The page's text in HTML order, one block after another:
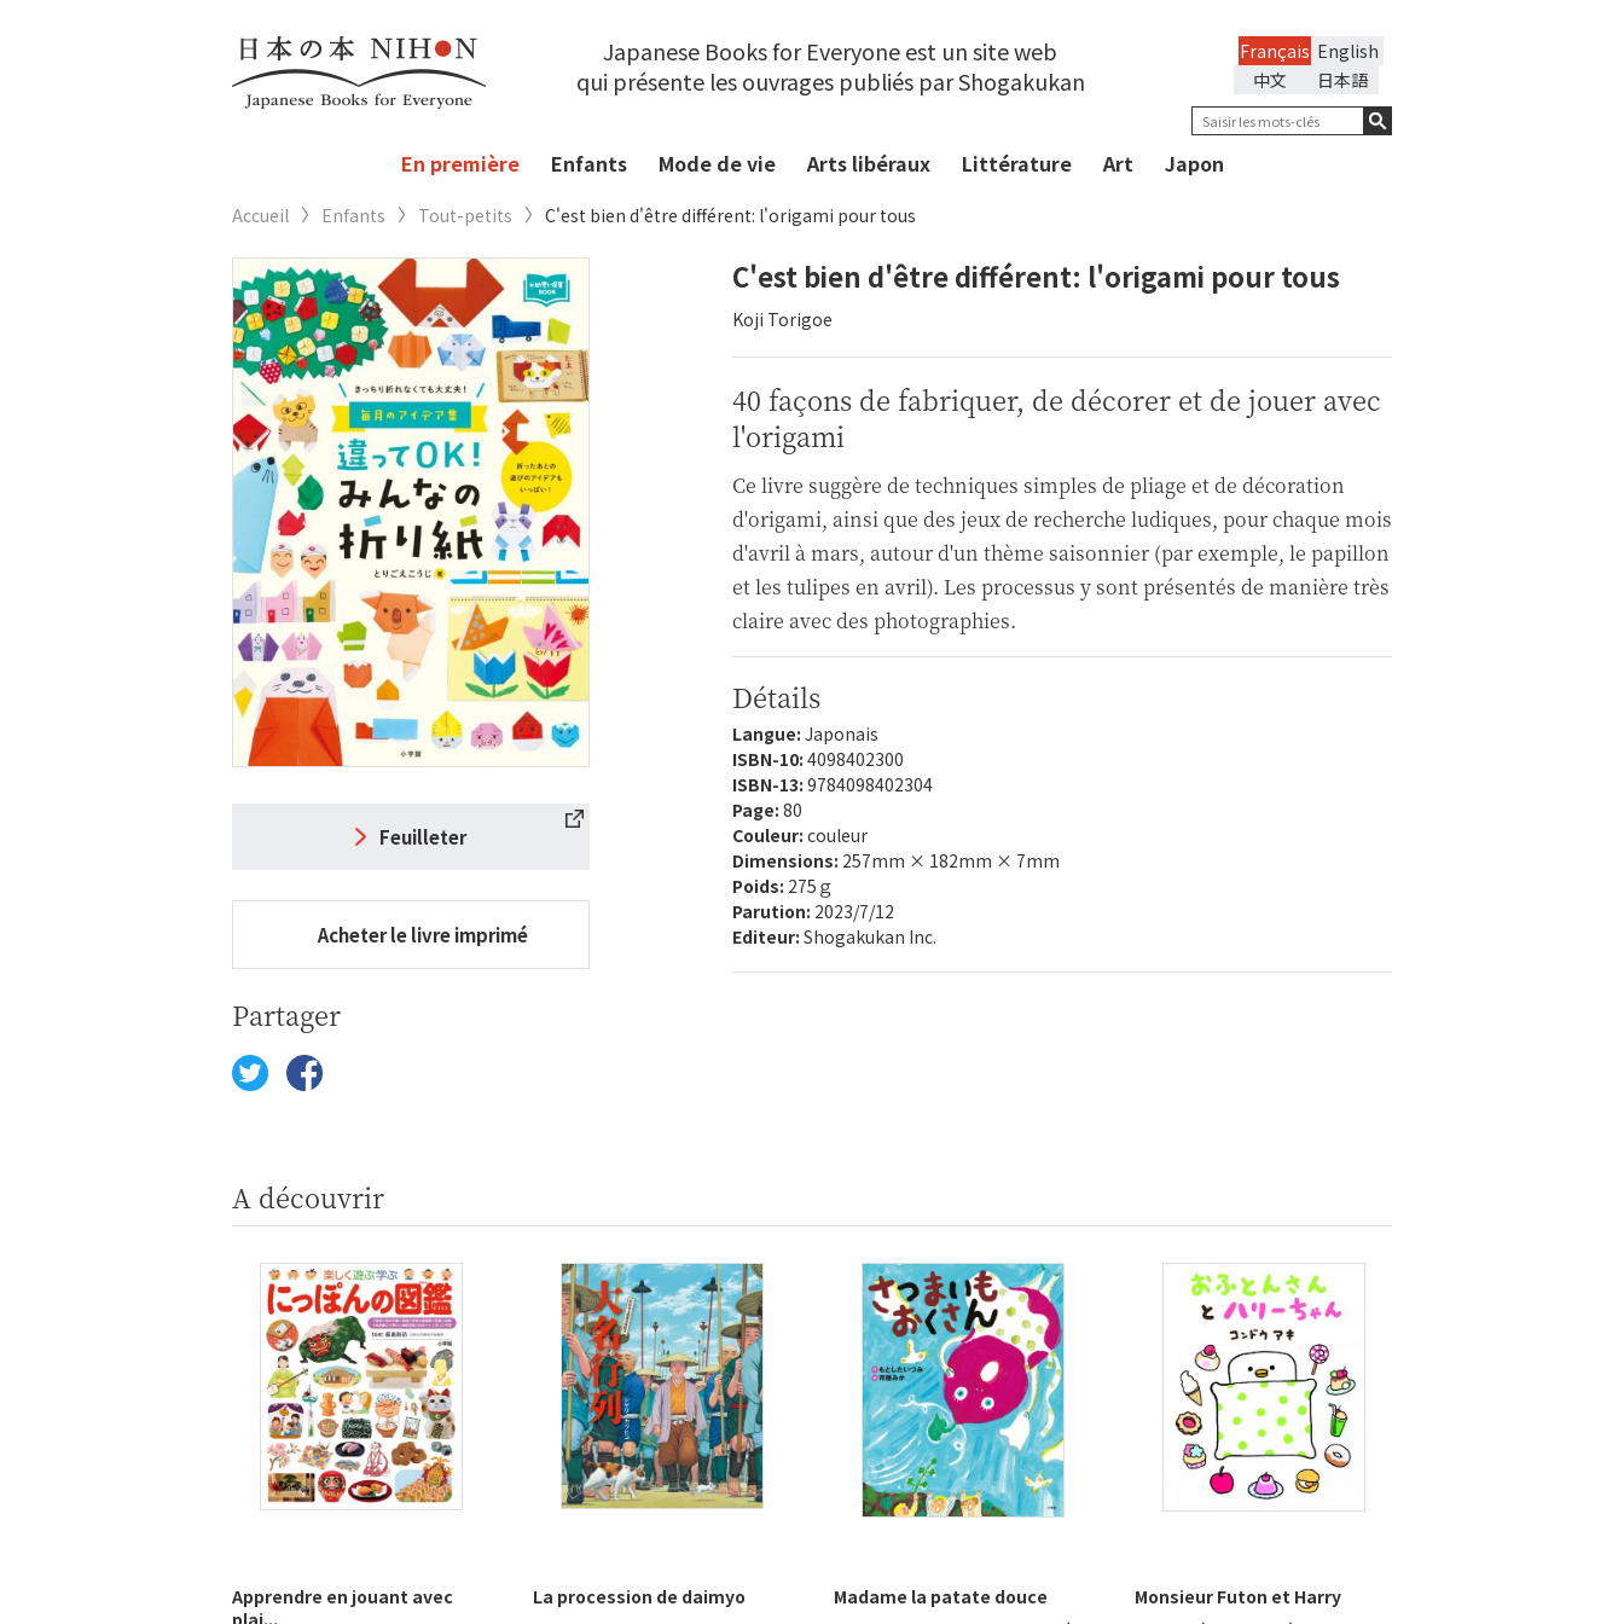
Japanese Books for Everyone est un site web
qui présente les ouvrages publiés par Shogakukan
English
Français
日本語
中文
En première Enfants Mode de vie Arts libéraux Littérature Art Japon
Accueil Enfants Tout-petits C'est bien d'être différent: l'origami pour tous
C'est bien d'être différent: l'origami pour tous
Koji Torigoe
40 façons de fabriquer, de décorer et de jouer avec
l'origami
Ce livre suggère de techniques simples de pliage et de décoration
d'origami, ainsi que des jeux de recherche ludiques, pour chaque mois
d'avril à mars, autour d'un thème saisonnier (par exemple, le papillon
et les tulipes en avril). Les processus y sont présentés de manière très
claire avec des photographies.
Détails
Langue: Japonais
ISBN-10: 4098402300
ISBN-13: 9784098402304
Page: 80
Couleur: couleur
Dimensions: 257mm × 182mm × 7mm
Poids: 275ｇ
Parution: 2023/7/12
Editeur: Shogakukan Inc.
Feuilleter
Acheter le livre imprimé
Partager
A découvrir
Apprendre en jouant avec
plai...
La procession de daimyo
Madame la patate douce
Monsieur Futon et Harry